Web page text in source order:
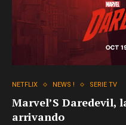
NETFLIX NEWS ! SERIE TV
Marvel’S Daredevil,
arrivando